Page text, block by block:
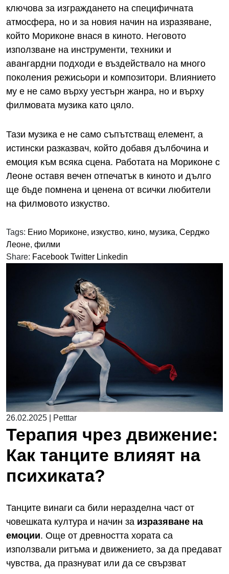
ключова за изграждането на специфичната
атмосфера, но и за новия начин на изразяване,
който Мориконе внася в киното. Неговото
използване на инструменти, техники и
авангардни подходи е въздействало на много
поколения режисьори и композитори. Влиянието
му е не само върху уестърн жанра, но и върху
филмовата музика като цяло.
Тази музика е не само съпътстващ елемент, а
истински разказвач, който добавя дълбочина и
емоция към всяка сцена. Работата на Мориконе с
Леоне оставя вечен отпечатък в киното и дълго
ще бъде помнена и ценена от всички любители
на филмовото изкуство.
Tags: Енио Мориконе, изкуство, кино, музика, Серджо
Леоне, филми
Share: Facebook Twitter Linkedin
26.02.2025 Petttar
Терапия чрез движение:
Как танците влияят на
психиката?
Танците винаги са били неразделна част от
човешката култура и начин за изразяване на
емоции. Още от древността хората са
използвали ритъма и движението, за да предават
чувства, да празнуват или да се свързват